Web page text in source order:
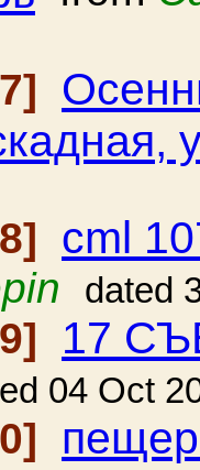
cml
dated
17
04 Oct